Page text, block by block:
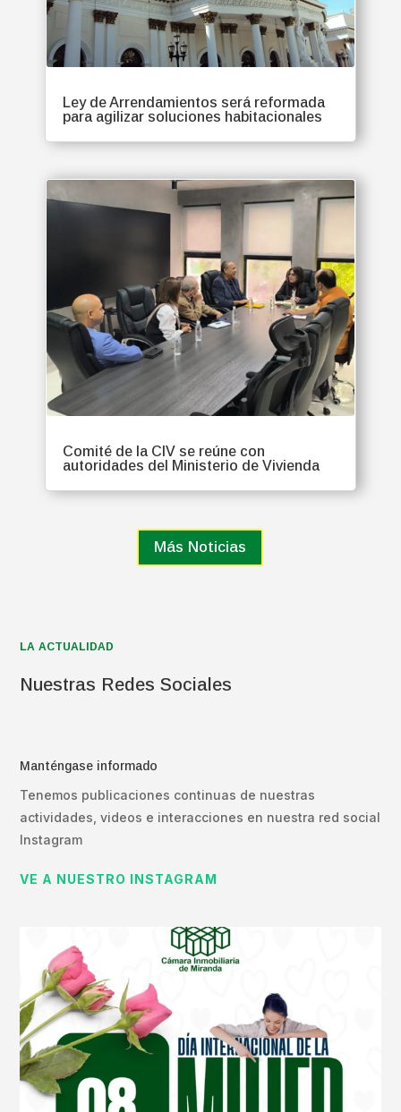
Ley de Arrendamientos será reformada
para agilizar soluciones habitacionales
Comité de la CIV se reúne con
autoridades del Ministerio de Vivienda
Más Noticias
LA ACTUALIDAD
Nuestras Redes Sociales
Manténgase informado
Tenemos publicaciones continuas de nuestras
actividades, videos e interacciones en nuestra red social
Instagram
VE A NUESTRO INSTAGRAM